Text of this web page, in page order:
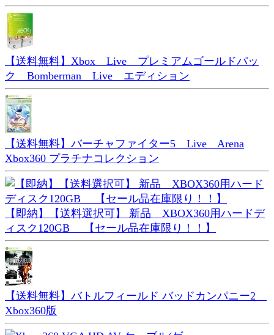
【送料無料】Xbox Live プレミアムゴールドパッ
ク Bomberman Live エディション
【送料無料】バーチャファイター5 Live Arena
Xbox360 プラチナコレクション
【即納】【送料選択可】 新品 XBOX360用ハードデ
ィスク120GB 【セール品在庫限り！！】
【送料無料】バトルフィールド バッドカンパニー2
Xbox360版